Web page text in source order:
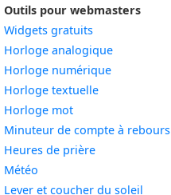
Outils pour webmasters
Widgets gratuits
Horloge analogiqueWidget
Horloge numériqueWidget
Horloge textuelleWidget
Horloge motWidget
Minuteur de compte à rebours
Heures de prièreWidget
Météo
Lever et coucher du soleil